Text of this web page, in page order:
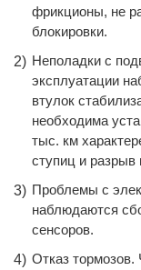
фрикционы, не
блокировки.
Неполадки с
эксплуатации
втулок
необходима
тыс. км
ступиц и
Проблемы с
наблюдаются
сенсоров.
Отказ тормозов.